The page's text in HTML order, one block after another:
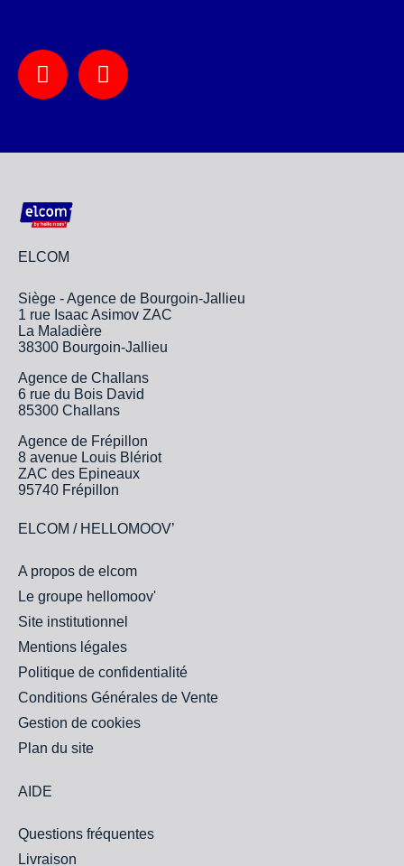
ELCOM
Siège - Agence de Bourgoin-Jallieu
1 rue Isaac Asimov ZAC
La Maladière
38300 Bourgoin-Jallieu
Agence de Challans
6 rue du Bois David
85300 Challans
Agence de Frépillon
8 avenue Louis Blériot
ZAC des Epineaux
95740 Frépillon
ELCOM / HELLOMOOV’
A propos de elcom
Le groupe hellomoov'
Site institutionnel
Mentions légales
Politique de confidentialité
Conditions Générales de Vente
Gestion de cookies
Plan du site
AIDE
Questions fréquentes
Livraison